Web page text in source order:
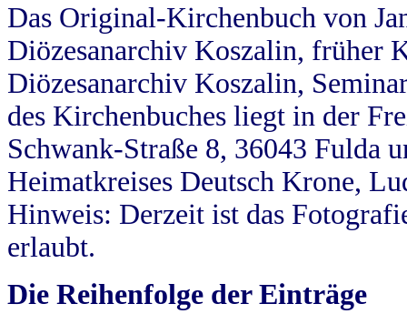
Das Original-Kirchenbuch von
Diözesanarchiv Koszalin, früher
Diözesanarchiv Koszalin,
des Kirchenbuches liegt in der
Schwank-Straße 8, 36043 Fulda
Heimatkreises Deutsch Krone,
Hinweis: Derzeit ist das
erlaubt.
Die Reihenfolge der Einträge